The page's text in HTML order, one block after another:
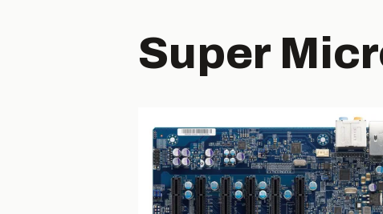
Super